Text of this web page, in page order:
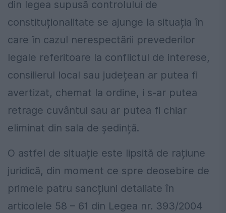
din legea supusă controlului de
constituționalitate se ajunge la situația în
care în cazul nerespectării prevederilor
legale referitoare la conflictul de interese,
consilierul local sau județean ar putea fi
avertizat, chemat la ordine, i s-ar putea
retrage cuvântul sau ar putea fi chiar
eliminat din sala de ședință.
O astfel de situație este lipsită de rațiune
juridică, din moment ce spre deosebire de
primele patru sancțiuni detaliate în
articolele 58 – 61 din Legea nr. 393/2004